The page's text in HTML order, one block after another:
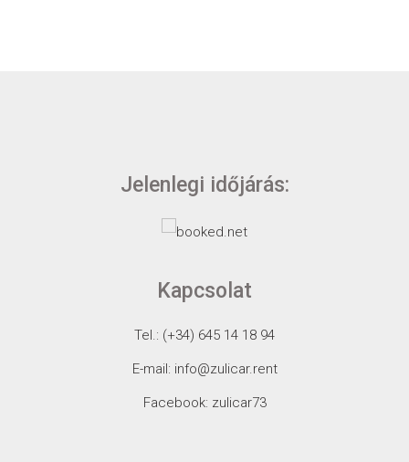
Jelenlegi időjárás:
Kapcsolat
Tel.: (+34) 645 14 18 94
E-mail: info@zulicar.rent
Facebook: zulicar73